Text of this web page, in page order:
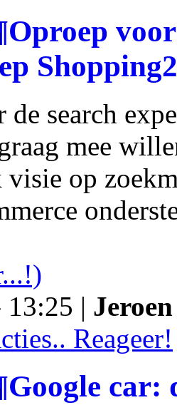
Oproep
search
mee
visie op
|
Reageer!
Google car: